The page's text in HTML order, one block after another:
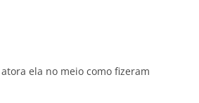
ela no meio como fizeram